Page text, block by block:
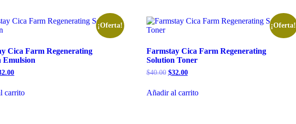
¡Oferta!
Cica Farm Regenerating
Emulsion
El
es:
carrito
¡Oferta!
Farmstay Cica Farm Regenerating
Solution Toner
$40.00 El
era:
$32.00El
es:
Añadir al carrito